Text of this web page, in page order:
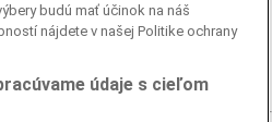
budú mať účinok na náš
nájdete v našej Politike ochrany
údaje s cieľom